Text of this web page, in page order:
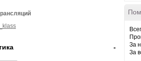
-
За
За